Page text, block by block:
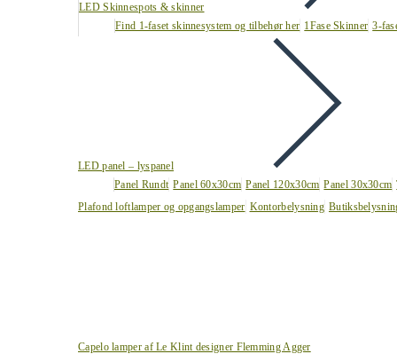
LED Skinnespots & skinner
Find 1-faset skinnesystem og tilbehør her 1Fase Skinner 3-
LED panel – lyspanel
Panel Rundt Panel 60x30cm Panel 120x30cm Panel 30x30cm
Plafond loftlamper og opgangslamper Kontorbelysning
Capelo lamper af Le Klint designer Flemming Agger